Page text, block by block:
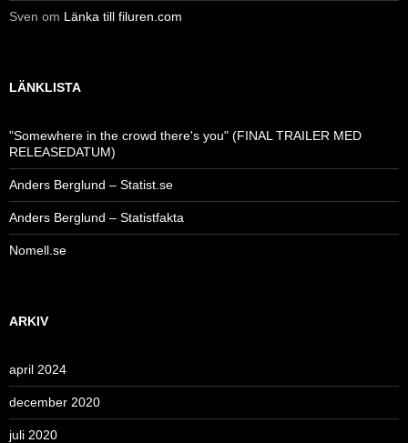
Sven om Länka till filuren.com
LÄNKLISTA
"Somewhere in the crowd there's you" (FINAL TRAILER MED
RELEASEDATUM)
Anders Berglund – Statist.se
Anders Berglund – Statistfakta
Nomell.se
ARKIV
april 2024
december 2020
juli 2020